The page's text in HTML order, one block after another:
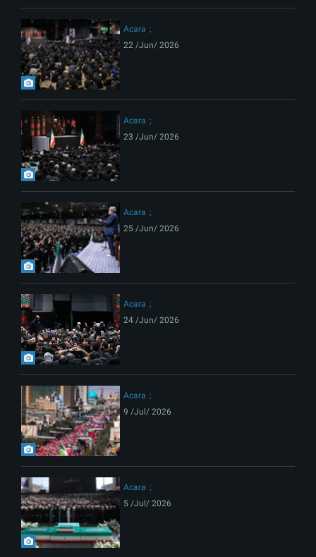
Acara
22 /Jun/ 2026
Acara
23 /Jun/ 2026
Acara
25 /Jun/ 2026
Acara
24 /Jun/ 2026
Acara
9 /Jul/ 2026
Acara
5 /Jul/ 2026